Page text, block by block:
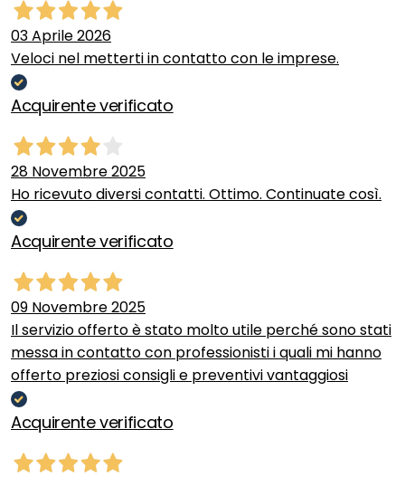
03 Aprile 2026
Veloci nel metterti in contatto con le imprese.
Acquirente verificato
28 Novembre 2025
Ho ricevuto diversi contatti. Ottimo. Continuate così.
Acquirente verificato
09 Novembre 2025
Il servizio offerto è stato molto utile perché sono stati
messa in contatto con professionisti i quali mi hanno
offerto preziosi consigli e preventivi vantaggiosi
Acquirente verificato